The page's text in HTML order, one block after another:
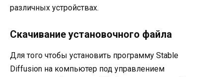
различных устройствах.
Скачивание установочного файла
Для того чтобы установить программу Stable
Diffusion на компьютер под управлением